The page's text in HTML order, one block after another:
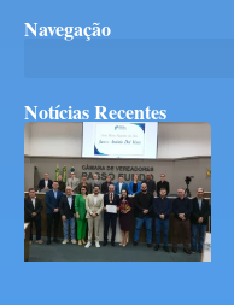
Navegação
Notícias Recentes